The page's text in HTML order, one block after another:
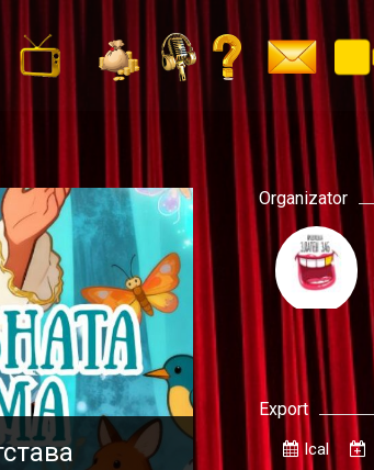
Organizator
Export
Ical